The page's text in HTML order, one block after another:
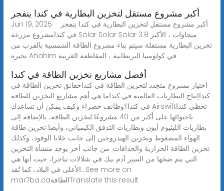
أكبر مشروع مستقل لتخزين البطارية في كندا ينفجر
Jun 19, 2025 · أكبر مشروع مستقل لتخزين البطارية في كندا ينفجر
في كندامشروع مزرعة Solar Solar Solar 3.8 ميجاوات ، الأكبر
تخزين البطارية مستقلة سيتم بناء مشروع الطاقة الشمسية بالقرب من
بحيرة Anahim في كولومبيا البريطانية ، المقاطعة الغربية
أفضل مشاريع تخزين الطاقة في كندا
اختيار مشروع متجدد لتخزين الطاقة في كنداحقائق تخزين الطاقة في
كنداإنتاج البطاريات العالمية في كنداما هي أهم مشاريع التخزين للطاقة
في كندا؟وظائف خضراء وكيف يمكن أن تساعدك Airswiftتحظى كندا
باحتوائها على أكثر من 40 مشروعًا لتخزين الطاقة، بالإضافة إلى
بطاريات الليثيوم أيون وبطاريات التدفق الكيميائي، وأيضا تخزين طاقة
الهواء المضغوط وتخزين الهيدروجين إلى جانب خلايا الوقود، وكذلك
تخزين الطاقة الحرارية والحذافات. من جانب أخر يوجد منشأة التخزين
التي يتم ضخها من السير آدم بيك في شلالات نياجرا، حيث أنها هي
الأعلى في البلاد، كما تُقد...See more on
mar7ba.caالطاقةTranslate this result